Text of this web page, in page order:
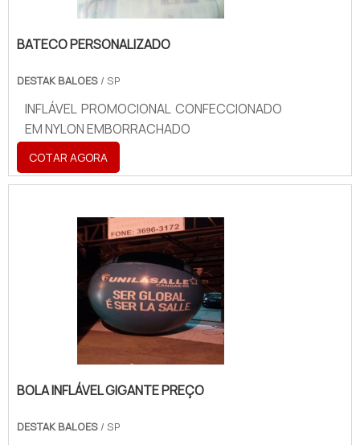
BATECO PERSONALIZADO
DESTAK BALOES / SP
INFLÁVEL PROMOCIONAL CONFECCIONADO
EM NYLON EMBORRACHADO
COTAR AGORA
BOLA INFLÁVEL GIGANTE PREÇO
DESTAK BALOES / SP